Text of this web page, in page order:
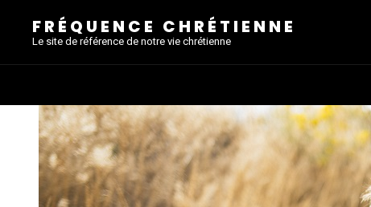
FRÉQUENCE CHRÉTIENNE
Le site de référence de notre vie chrétienne